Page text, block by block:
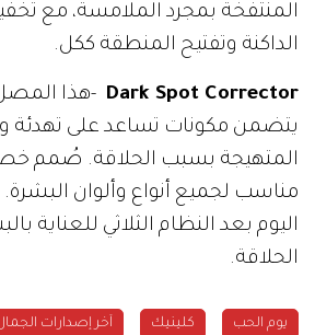
المنتفخة بمجرد الملامسة، مع
الداكنة وتفتيح المنطقة ككل.
Dark Spot Corrector -هذا
يتضمن مكونات تساعد على تهدئة
المتهيجة بسبب الحلاقة. صُمم
مناسب لجميع أنواع وألوان
الحلاقة.
يوم الحب كلينيك آخر إصدارات